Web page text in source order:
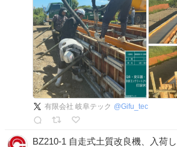
有限会社 岐阜テック @Gifu_tec
BZ210-1 自走式土質改良機、入荷